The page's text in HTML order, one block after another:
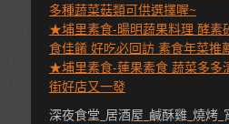
多種蔬菜菇類可供選擇喔~
★埔里素食-暘明蔬果料理 酵素
食佳餚 好吃必回訪 素食年菜推
★埔里素食-蓮果素食 蔬菜多多
街好店又一發
深夜食堂_居酒屋_鹹酥雞_燒烤_